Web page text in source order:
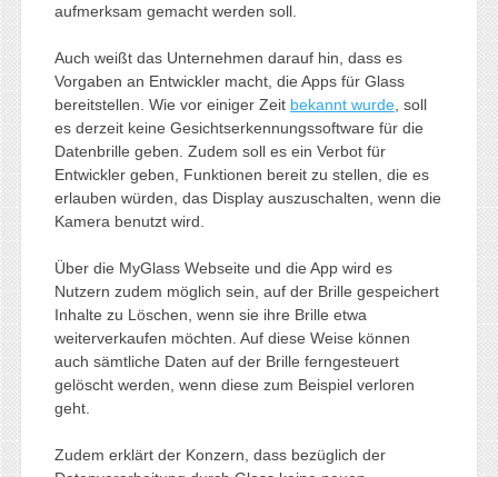
aufmerksam gemacht werden soll.
Auch weißt das Unternehmen darauf hin, dass es
Vorgaben an Entwickler macht, die Apps für Glass
bereitstellen. Wie vor einiger Zeit bekannt wurde, soll
es derzeit keine Gesichtserkennungssoftware für die
Datenbrille geben. Zudem soll es ein Verbot für
Entwickler geben, Funktionen bereit zu stellen, die es
erlauben würden, das Display auszuschalten, wenn die
Kamera benutzt wird.
Über die MyGlass Webseite und die App wird es
Nutzern zudem möglich sein, auf der Brille gespeichert
Inhalte zu Löschen, wenn sie ihre Brille etwa
weiterverkaufen möchten. Auf diese Weise können
auch sämtliche Daten auf der Brille ferngesteuert
gelöscht werden, wenn diese zum Beispiel verloren
geht.
Zudem erklärt der Konzern, dass bezüglich der